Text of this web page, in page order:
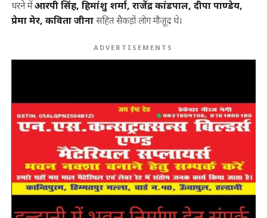
धरने मेंआरपी सिंह, हिमांशु शर्मा, राजेंद्र कांडपाल, दीपा पाण्डेय,
प्रेमा मेर, कविता जीनासहित सैकड़ों लोग मौजूद थे।
ADVERTISEMENTS